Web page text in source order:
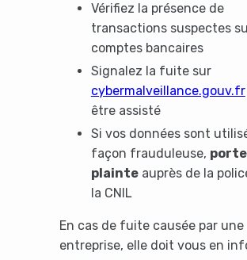
Vérifiez la présence de
transactions suspectes
comptes bancaires
Signalez la fuite sur
cybermalveillance.gouv.fr
être assisté
Si vos données sont
façon frauduleuse,
plainteauprès de la
la CNIL
En cas de fuite causée par une
entreprise, elle doit vous en